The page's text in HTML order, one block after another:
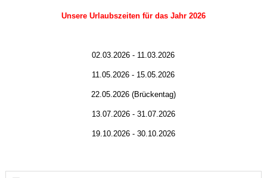
Unsere Urlaubszeiten für das Jahr 2026
02.03.2026 - 11 .03.2026
11.05.2026 - 15.05.2026
22.05.2026 (Brückentag)
13.07.2026 - 31.07.2026
19.10.2026 - 30.10.2026